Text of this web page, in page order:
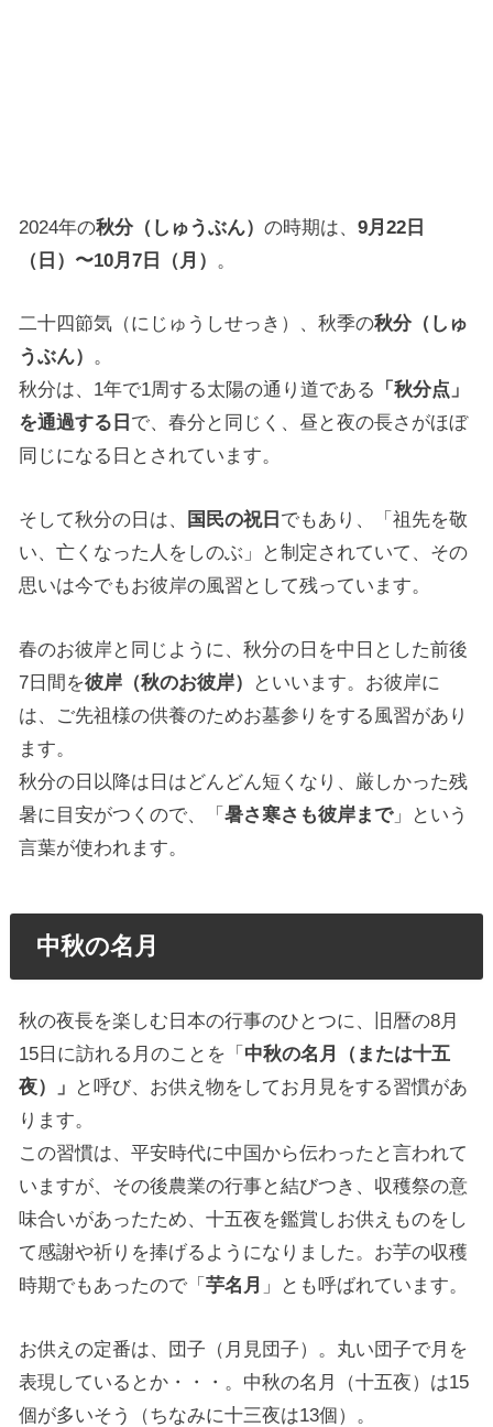
2024年の秋分（しゅうぶん）の時期は、9月22日
（日）〜10月7日（月） 。
二十四節気（にじゅうしせっき）、秋季の秋分（しゅ
うぶん） 。
秋分は、1年で1周する太陽の通り道である 「秋分点」
を通過する日 で、春分と同じく、昼と夜の長さがほぼ
同じになる日とされています。
そして秋分の日は、 国民の祝日 でもあり、「祖先を敬
い、亡くなった人をしのぶ」と制定されていて、その
思いは今でもお彼岸の風習として残っています。
春のお彼岸と同じように、秋分の日を中日とした前後
7日間を彼岸（秋のお彼岸）
といいます。お彼岸に
は、ご先祖様の供養のためお墓参りをする風習があり
ます。
秋分の日以降は日はどんどん短くなり、厳しかった残
暑に目安がつくので、「暑さ寒さも彼岸まで」という
言葉が使われます。
中秋の名月
秋の夜長を楽しむ日本の行事のひとつに、旧暦の8月
15日に訪れる月のことを「中秋の名月（または十五
夜）」 と呼び、お供え物をしてお月見をする習慣があ
ります。
この習慣は、平安時代に中国から伝わったと言われて
いますが、その後農業の行事と結びつき、収穫祭の意
味合いがあったため、十五夜を鑑賞しお供えものをし
て感謝や祈りを捧げるようになりました。お芋の収穫
時期でもあったので「芋名月 」とも呼ばれています。
お供えの定番は、団子（月見団子）。丸い団子で月を
表現しているとか・・・。中秋の名月（十五夜）は15
個が多いそう（ちなみに十三夜は13個）。